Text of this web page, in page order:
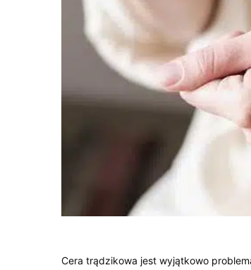
Cera trądzikowa jest wyjątkowo